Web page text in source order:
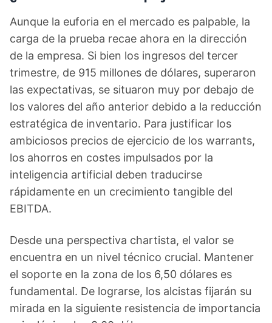
Aunque la euforia en el mercado es palpable, la
carga de la prueba recae ahora en la dirección
de la empresa. Si bien los ingresos del tercer
trimestre, de 915 millones de dólares, superaron
las expectativas, se situaron muy por debajo de
los valores del año anterior debido a la reducción
estratégica de inventario. Para justificar los
ambiciosos precios de ejercicio de los warrants,
los ahorros en costes impulsados por la
inteligencia artificial deben traducirse
rápidamente en un crecimiento tangible del
EBITDA.
Desde una perspectiva chartista, el valor se
encuentra en un nivel técnico crucial. Mantener
el soporte en la zona de los 6,50 dólares es
fundamental. De lograrse, los alcistas fijarán su
mirada en la siguiente resistencia de importancia